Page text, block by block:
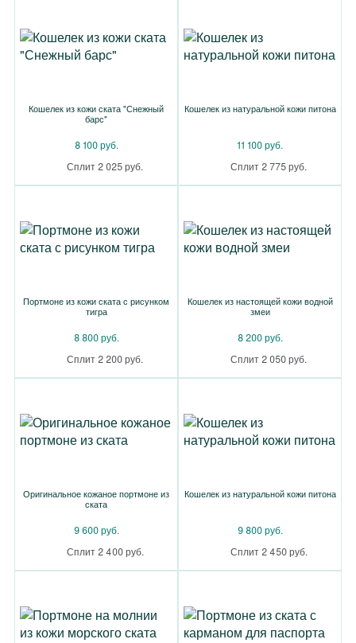
Кошелек из кожи ската "Снежный
барс"
8 100 руб.
Сплит 2 025 руб.
Кошелек из натуральной кожи питона
11 100 руб.
Сплит 2 775 руб.
Портмоне из кожи ската с рисунком
тигра
8 800 руб.
Сплит 2 200 руб.
Кошелек из настоящей кожи водной
змеи
8 200 руб.
Сплит 2 050 руб.
Оригинальное кожаное портмоне из
ската
9 600 руб.
Сплит 2 400 руб.
Кошелек из натуральной кожи питона
9 800 руб.
Сплит 2 450 руб.